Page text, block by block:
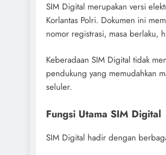
SIM Digital merupakan versi
Korlantas Polri. Dokumen ini
nomor registrasi, masa berlaku,
Keberadaan SIM Digital tidak
pendukung yang memudahkan
seluler.
Fungsi Utama SIM Digital
SIM Digital hadir dengan